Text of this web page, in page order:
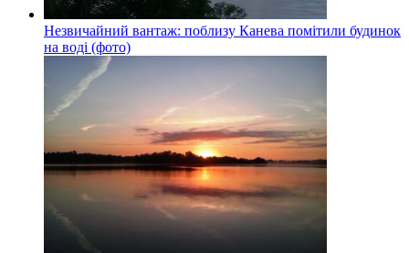
Незвичайний вантаж: поблизу Канева помітили будинок
на воді (фото)